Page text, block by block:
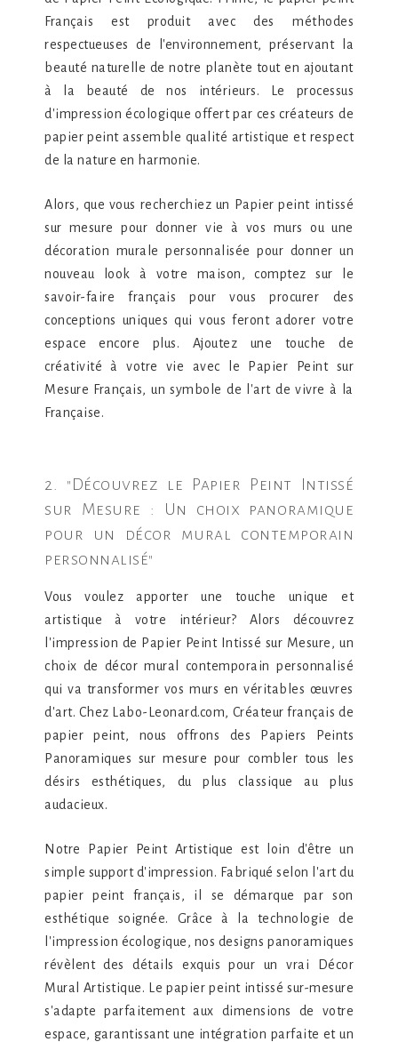
Français est produit avec des méthodes
respectueuses de l'environnement, préservant la
beauté naturelle de notre planète tout en ajoutant
à la beauté de nos intérieurs. Le processus
d'impression écologique offert par ces créateurs de
papier peint assemble qualité artistique et respect
de la nature en harmonie.
Alors, que vous recherchiez un Papier peint intissé
sur mesure pour donner vie à vos murs ou une
décoration murale personnalisée pour donner un
nouveau look à votre maison, comptez sur le
savoir-faire français pour vous procurer des
conceptions uniques qui vous feront adorer votre
espace encore plus. Ajoutez une touche de
créativité à votre vie avec le Papier Peint sur
Mesure Français, un symbole de l'art de vivre à la
Française.
2. "Découvrez le Papier Peint Intissé
sur Mesure : Un choix panoramique
pour un décor mural contemporain
personnalisé"
Vous voulez apporter une touche unique et
artistique à votre intérieur? Alors découvrez
l'impression de Papier Peint Intissé sur Mesure, un
choix de décor mural contemporain personnalisé
qui va transformer vos murs en véritables œuvres
d'art. Chez Labo-Leonard.com, Créateur français de
papier peint, nous offrons des Papiers Peints
Panoramiques sur mesure pour combler tous les
désirs esthétiques, du plus classique au plus
audacieux.
Notre Papier Peint Artistique est loin d'être un
simple support d'impression. Fabriqué selon l'art du
papier peint français, il se démarque par son
esthétique soignée. Grâce à la technologie de
l'impression écologique, nos designs panoramiques
révèlent des détails exquis pour un vrai Décor
Mural Artistique. Le papier peint intissé sur-mesure
s'adapte parfaitement aux dimensions de votre
espace, garantissant une intégration parfaite et un